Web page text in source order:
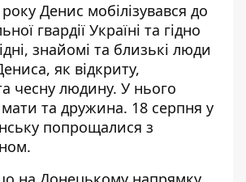
року Денис мобілізувався до
гвардії Україні та гідно
знайомі та близькі люди
як відкриту,
чесну людину. У нього
та дружина. 18 серпня у
попрощалися з